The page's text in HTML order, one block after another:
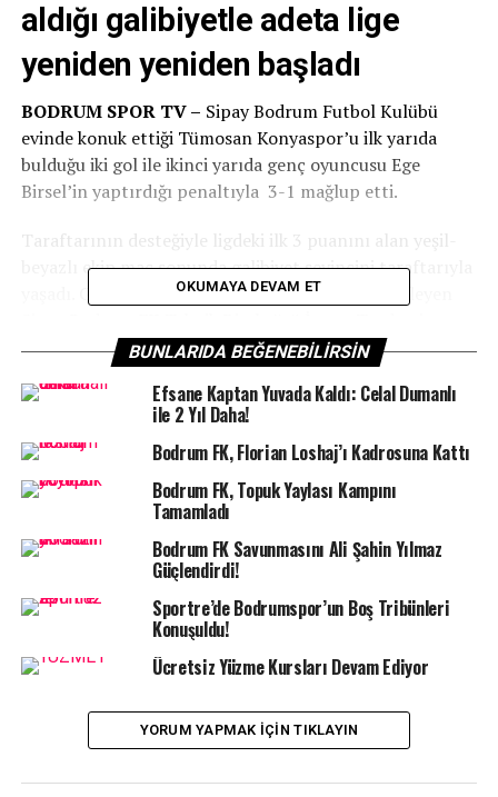
aldığı galibiyetle adeta lige
yeniden yeniden başladı
BODRUM SPOR TV – Sipay Bodrum Futbol Kulübü
evinde konuk ettiği Tümosan Konyaspor’u ilk yarıda
bulduğu iki gol ile ikinci yarıda genç oyuncusu Ege
Birsel’in yaptırdığı penaltıyla 3-1 mağlup etti.
Taraftarının desteğiyle ligdeki ilk 3 puanını alan yeşil-
beyazlı ekip maç sonunda galibiyet sevincini taraftarıyla
yaşadı. Galibiyetten dolayı mutlu olduklarını söyleyen
“İnşallah bir daha ceza olmadan, taraftarlarımızdan
mahrum olmadan onların desteğiyle bu güzellikleri
tekrar yaşayabiliriz”dedi.
Süper Ligin yeni ekiplerinden Sipay Bodrum FK ligin
OKUMAYA DEVAM ET
BUNLARIDA BEĞENEBILIRSIN
Efsane Kaptan Yuvada Kaldı: Celal Dumanlı
ile 2 Yıl Daha!
Bodrum FK, Florian Loshaj’ı Kadrosuna Kattı
Bodrum FK, Topuk Yaylası Kampını
Tamamladı
Bodrum FK Savunmasını Ali Şahin Yılmaz
Güçlendirdi!
Sportre’de Bodrumspor’un Boş Tribünleri
Konuşuldu!
Ücretsiz Yüzme Kursları Devam Ediyor
YORUM YAPMAK IÇIN TIKLAYIN